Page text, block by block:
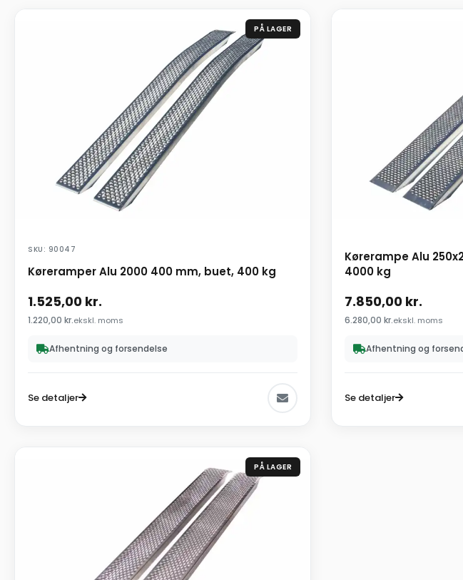
PÅ LAGER
SKU: 90047
Køreramper Alu 2000 400 mm, buet, 400 kg
1.525,00 kr.
1.220,00 kr.ekskl. moms
Afhentning og forsendelse
Se detaljer
Kørerampe Alu
4000 kg
7.850,00 kr.
6.280,00 kr.ekskl. moms
Afhentning og
Se detaljer
PÅ LAGER